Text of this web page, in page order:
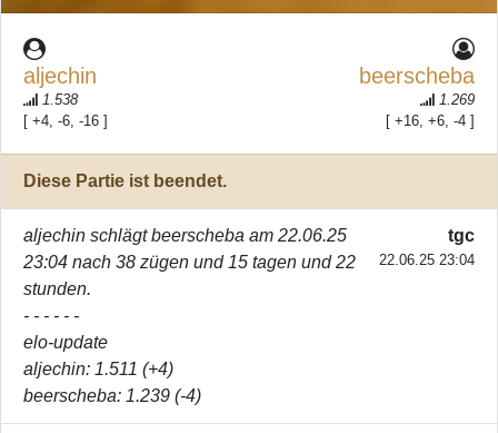
aljechin
1.538
[ +4, -6, -16 ]
beerscheba
1.269
[ +16, +6, -4 ]
Diese Partie ist beendet.
tgc
22.06.25 23:04
aljechin schlägtbeerscheba am 22.06.25
23:04 nach 38 zügen und 15 tagen und 22
stunden.
- - - - - -
elo-update
aljechin: 1.511 (+4)
beerscheba: 1.239 (-4)